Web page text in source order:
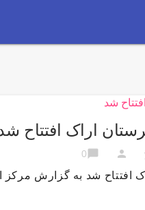
اراک افتتاح
person
chat_bubble
0
افتتاح شد به گزارش